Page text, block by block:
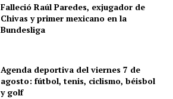
Falleció Raúl Paredes, exjugador de
Chivas y primer mexicano en la
Bundesliga
Agenda deportiva del viernes 7 de
agosto: fútbol, tenis, ciclismo, béisbol
y golf